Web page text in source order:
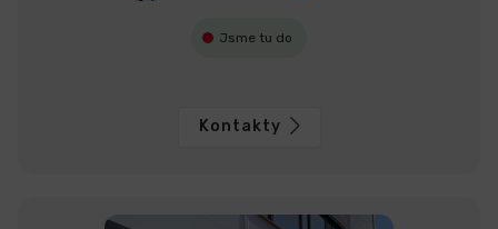
Jsme tu do
Kontakty